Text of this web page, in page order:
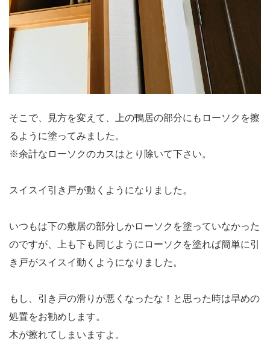
そこで、見方を変えて、上の鴨居の部分にもローソクを擦
るように塗ってみました。
※余計なローソクのカスはとり除いて下さい。
スイスイ引き戸が動くようになりました。
いつもは下の敷居の部分しかローソクを塗っていなかった
のですが、上も下も同じようにローソクを塗れば簡単に引
き戸がスイスイ動くようになりました。
もし、引き戸の滑りが悪くなったな！と思った時は早めの
処置をお勧めします。
木が擦れてしまいますよ。